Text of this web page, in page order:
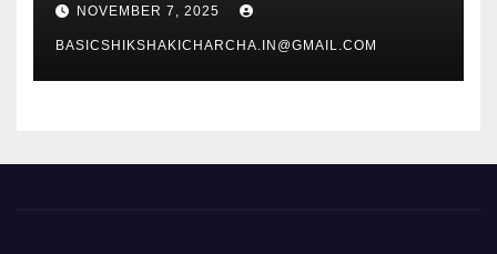
NOVEMBER 7, 2025
BASICSHIKSHAKICHARCHA.IN@GMAIL.COM